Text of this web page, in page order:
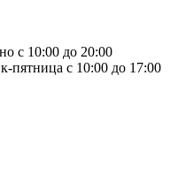
с 10:00 до 20:00
пятница с 10:00 до 17:00